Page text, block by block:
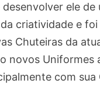
ele
criatividade e
Chuteiras da
novos
com sua